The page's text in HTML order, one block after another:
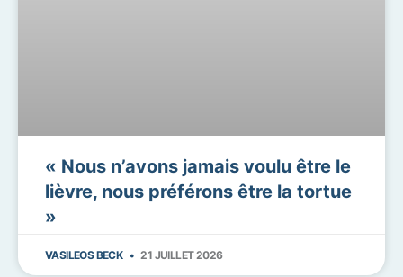
« Nous n’avons jamais voulu être le
lièvre, nous préférons être la tortue
»
VASILEOS BECK 21 JUILLET 2026